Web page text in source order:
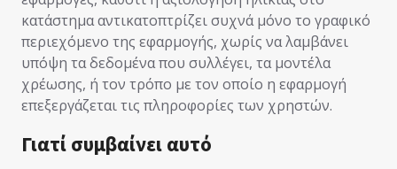
κατάστημα αντικατοπτρίζει συχνά μόνο το γραφικό
περιεχόμενο της εφαρμογής, χωρίς να λαμβάνει
υπόψη τα δεδομένα που συλλέγει, τα μοντέλα
χρέωσης, ή τον τρόπο με τον οποίο η εφαρμογή
επεξεργάζεται τις πληροφορίες των χρηστών.
Γιατί συμβαίνει αυτό